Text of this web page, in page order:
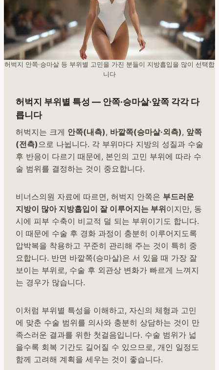
허벅지 안쪽·승마살 등 부위별 고민을 가진 분들이 지방흡입을 많이 선택합
니다
허벅지 부위별 특성 — 안쪽·승마살·앞쪽 각각 다
릅니다
허벅지는 크게 안쪽(내측), 바깥쪽(승마살·외측), 앞쪽
(전측) 으로 나뉩니다. 각 부위마다 지방의 성질과 수술
후 반응이 다르기 때문에, 본인의 고민 부위에 따라 수
술 범위를 결정하는 것이 중요합니다.
비너스의원 자료에 따르면, 허벅지 안쪽은 부드러운
지방이 많아 지방흡입이 잘 이루어지는 부위이지만, 동
시에 피부 수축이 비교적 덜 되는 부위이기도 합니다.
이 때문에 수술 후 경화 과정이 충분히 이루어지도록
압박복을 착용하고 꾸준히 관리해 주는 것이 특히 중
요합니다. 반면 바깥쪽(승마살)은 서 있을 때 가장 잘
보이는 부위로, 수술 후 외관상 변화가 빠르게 느껴지
는 경우가 많습니다.
이처럼 부위별 특성을 이해하고, 자신의 체형과 고민
에 맞춘 수술 범위를 의사와 충분히 상담하는 것이 만
족스러운 결과를 위한 첫걸음입니다. 수술 범위가 넓
을수록 회복 기간도 길어질 수 있으므로, 개인 일정도
함께 고려해 계획을 세우는 것이 좋습니다.